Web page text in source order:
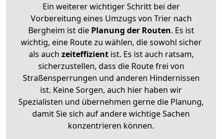
Ein weiterer wichtiger Schritt bei der
Vorbereitung eines Umzugs von Trier nach
Bergheim ist diePlanung der Routen. Es ist
wichtig, eine Route zu wählen, die sowohl sicher
als auch zeiteffizientist. Es ist auch ratsam,
sicherzustellen, dass die Route frei von
Straßensperrungen und anderen Hindernissen
ist. Keine Sorgen, auch hier haben wir
Spezialisten und übernehmen gerne die Planung,
damit Sie sich auf andere wichtige Sachen
konzentrieren können.